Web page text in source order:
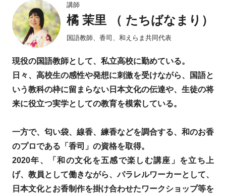
講師
橘 茉里 （ たちばなまり）
国語教師、香司、和えらま共同代表
現役の国語教師として、私立高校に勤めている。
日々、高校生の感性や発想に刺激を受けながら、国語と
いう教科の枠に留まらない日本文化の伝達や、生徒の将
来に役立つ実学としての教育を模索している。
一方で、匂い袋、線香、練香などを調合する、和のお香
のプロである「香司」の資格を取得。
2020年、「和の文化を五感で楽しむ講座」を立ち上
げ、教員として働きながら、パラレルワーカーとして、
日本文化とお香制作を掛け合わせたワークショップ等を